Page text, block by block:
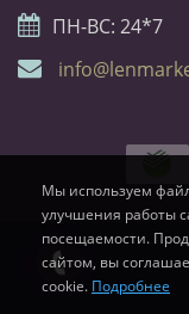
ПН-ВС: 24*7
Мы используем
улучшения работы
посещаемости.
сайтом, вы
cookie. Подробнее